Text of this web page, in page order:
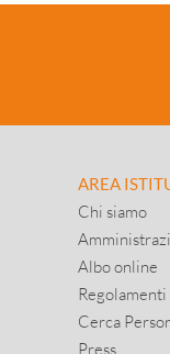
AREA
Chi siamo
Albo online
Regolamenti
Cerca
Press